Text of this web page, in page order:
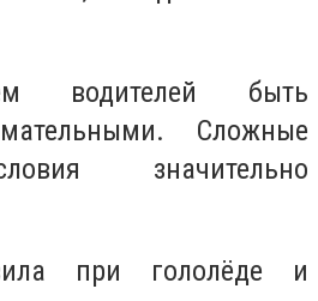
водителей быть
Сложные
значительно
при гололёде и